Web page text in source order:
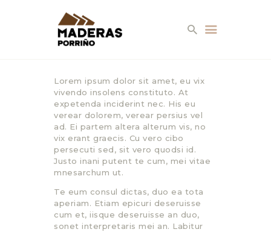
EMPRESA
SERVICIOS
PRODUCTOS
AMBIENTES
Lorem ipsum dolor sit amet, eu vix
vivendo insolens constituto. At
expetenda inciderint nec. His eu
verear dolorem, verear persius vel
ad. Ei partem altera alterum vis, no
vix erant graecis. Cu vero cibo
persecuti sed, sit vero quodsi id.
Justo inani putent te cum, mei vitae
mnesarchum ut.
Te eum consul dictas, duo ea tota
aperiam. Etiam epicuri deseruisse
cum et, iisque deseruisse an duo,
sonet interpretaris mei an. Labitur